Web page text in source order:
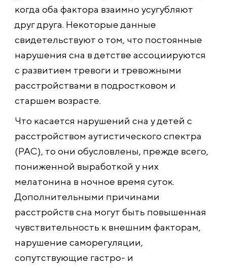
когда оба фактора взаимно усугубляют
друг друга. Некоторые данные
свидетельствуют о том, что постоянные
нарушения сна в детстве ассоциируются
с развитием тревоги и тревожными
расстройствами в подростковом и
старшем возрасте.
Что касается нарушений сна у детей с
расстройством аутистического спектра
(РАС), то они обусловлены, прежде всего,
пониженной выработкой у них
мелатонина в ночное время суток.
Дополнительными причинами
расстройств сна могут быть повышенная
чувствительность к внешним факторам,
нарушение саморегуляции,
сопутствующие гастро- и